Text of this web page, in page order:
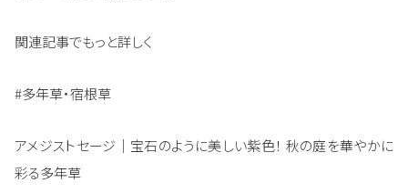
関連記事でもっと詳しく
#多年草・宿根草
アメジストセージ｜宝石のように美しい紫色！ 秋の庭を華やかに
彩る多年草